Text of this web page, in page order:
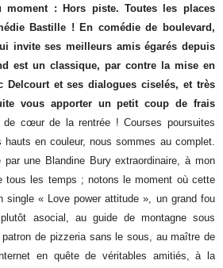
: Hors piste. Toutes les places
Bastille ! En comédie de boulevard,
invite ses meilleurs amis égarés depuis
est un classique, par contre la mise en
Delcourt et ses dialogues ciselés, et très
vous apporter un petit coup de frais
de cœur de la rentrée ! Courses poursuites
hauts en couleur, nous sommes au complet.
une Blandine Bury extraordinaire, à mon
tous les temps ; notons le moment où cette
single « Love power attitude », un grand fou
asocial, au guide de montagne sous
de pizzeria sans le sous, au maître de
en quête de véritables amitiés, à la